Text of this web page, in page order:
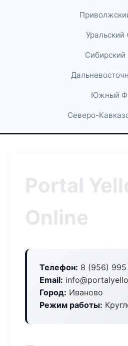
Южный
Северо-
Portal
Online
Телефон: 8 (956)
Email:
Город: Иваново
Режим работы: